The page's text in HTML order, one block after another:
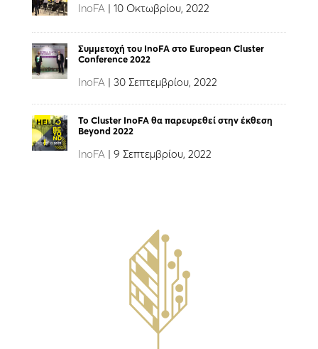
InoFA | 10 Οκτωβρίου, 2022
Συμμετοχή του InoFA στο European Cluster
Conference 2022
InoFA | 30 Σεπτεμβρίου, 2022
Το Cluster InoFA θα παρευρεθεί στην έκθεση
Beyond 2022
InoFA | 9 Σεπτεμβρίου, 2022